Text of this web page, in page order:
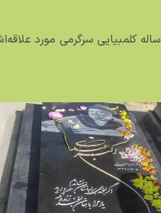
یک زن ۶۷ ساله کلمبیایی سرگرمی مورد